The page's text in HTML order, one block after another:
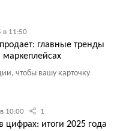
в 11:50
главные тренды
маркеплейсах
чтобы вашу карточку
10:00 1
итоги 2025 года